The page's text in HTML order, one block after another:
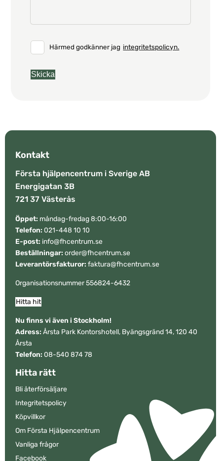
Härmed godkänner jag integritetspolicyn.
Kontakt
Första hjälpencentrum i Sverige AB
Energigatan 3B
721 37 Västerås
Öppet: måndag-fredag 8:00-16:00
Telefon: 021-448 10 10
E-post: info@fhcentrum.se
Beställningar: order@fhcentrum.se
Leverantörsfakturor: faktura@fhcentrum.se
Organisationsnummer 556824-6432
Hitta hit
Nu finns vi även i Stockholm!
Adress: Årsta Park Kontorshotell, Byängsgränd 14, 120 40
Årsta
Telefon: 08-540 874 78
Hitta rätt
Bli återförsäljare
Integritetspolicy
Köpvillkor
Om Första Hjälpencentrum
Vanliga frågor
Facebook